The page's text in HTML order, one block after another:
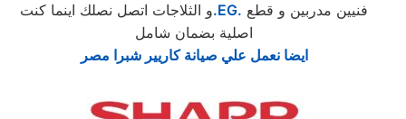
و الثلاجات اتصل نصلك اينما كنت.EG.
اصلية بضمان شامل
ايضا نعمل علي صيانة كاريير شبرا مصر